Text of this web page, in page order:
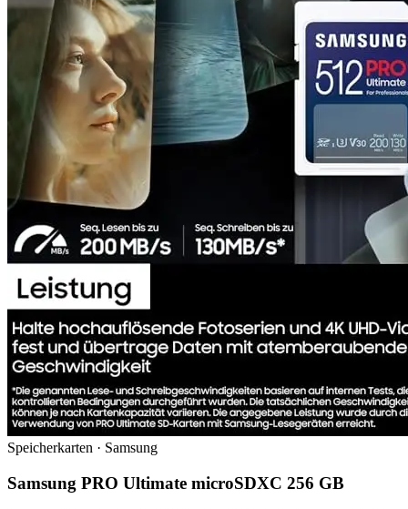
Speicherkarten · Samsung
Samsung PRO Ultimate microSDXC 256 GB